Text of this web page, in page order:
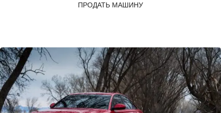
ПРОДАТЬ МАШИНУ